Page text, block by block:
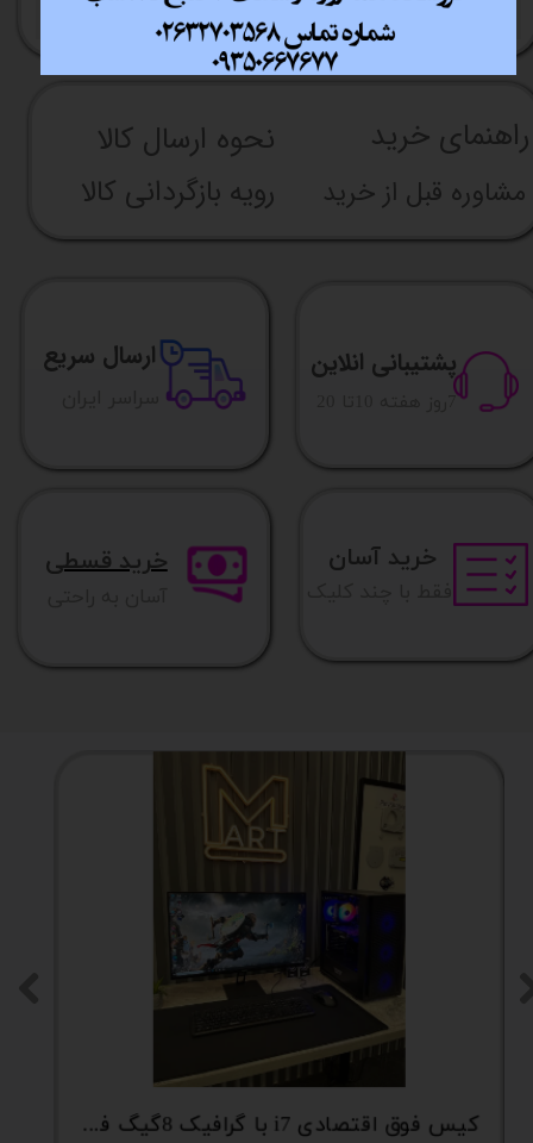
راهنما​​​​​​​​​​​​​​ی خرید نحوه ارسال کالا
مشاوره قبل از خرید رویه بازگردانی کالا
پشتیبانی انلاین
​7روز هفته 10تا 20
ارسال سریع
خرید آسان خرید قسطی
کیس فوق اقتصادی i7 با گرافیک 8گیگ فوق اکونومی کد 2162